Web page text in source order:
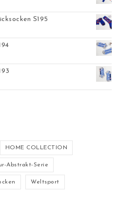
S195
HOME COLLECTION
Abstrakt-Serie
Weltsport